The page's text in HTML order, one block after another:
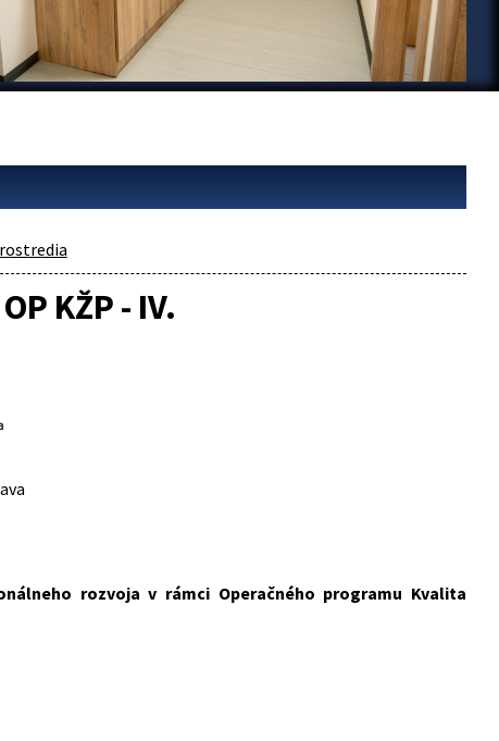
KŽP - IV.
rozvoja v rámci Operačného programu Kvalita